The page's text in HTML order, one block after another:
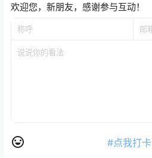
欢迎您，新朋友，感谢参与互动！
#点我打卡